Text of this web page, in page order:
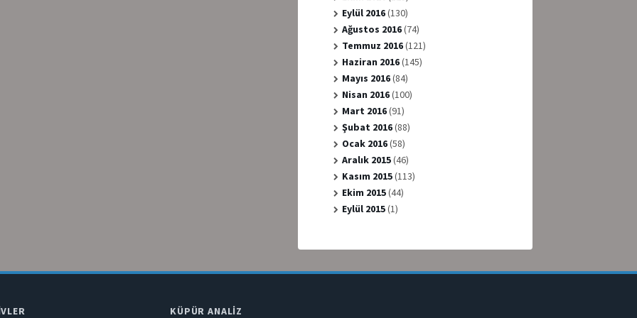
Eylül 2016(130)
Ağustos 2016(74)
Temmuz 2016(121)
Haziran 2016(145)
Mayıs 2016(84)
Nisan 2016(100)
Mart 2016(91)
Şubat 2016(88)
Ocak 2016(58)
Aralık 2015(46)
Kasım 2015(113)
Ekim 2015(44)
Eylül 2015(1)
KÜPÜR ANALIZ